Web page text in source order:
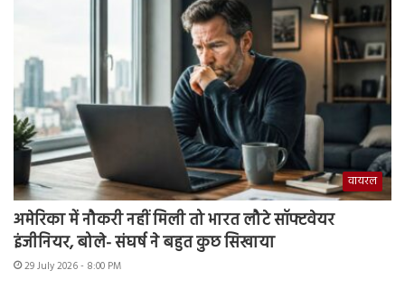
वायरल
अमेरिका में नौकरी नहीं मिली तो भारत लौटे सॉफ्टवेयर
इंजीनियर, बोले- संघर्ष ने बहुत कुछ सिखाया
29 July 2026 - 8:00 PM